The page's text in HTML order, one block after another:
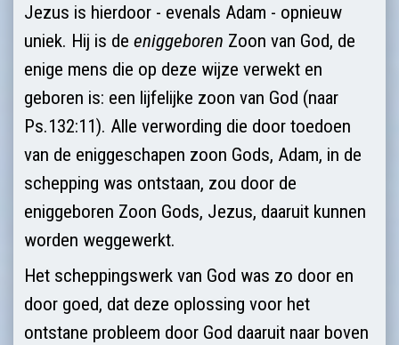
Jezus is hierdoor - evenals Adam - opnieuw
uniek. Hij is de eniggeboren Zoon van God, de
enige mens die op deze wijze verwekt en
geboren is: een lijfelijke zoon van God (naar
Ps.132:11). Alle verwording die door toedoen
van de eniggeschapen zoon Gods, Adam, in de
schepping was ontstaan, zou door de
eniggeboren Zoon Gods, Jezus, daaruit kunnen
worden weggewerkt.
Het scheppingswerk van God was zo door en
door goed, dat deze oplossing voor het
ontstane probleem door God daaruit naar boven